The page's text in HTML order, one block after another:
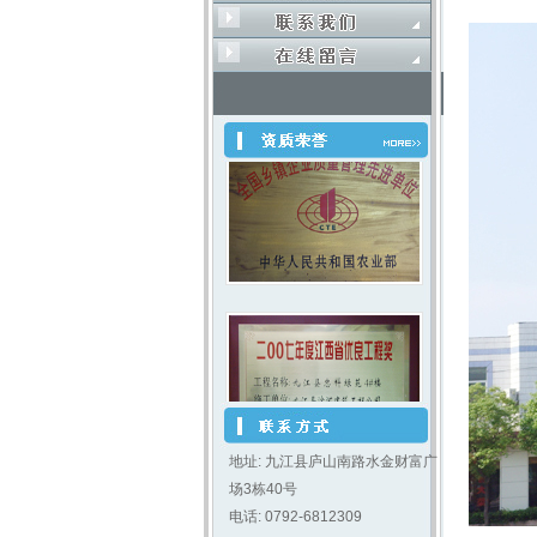
地址: 九江县庐山南路水金财富广
场3栋40号
电话: 0792-6812309